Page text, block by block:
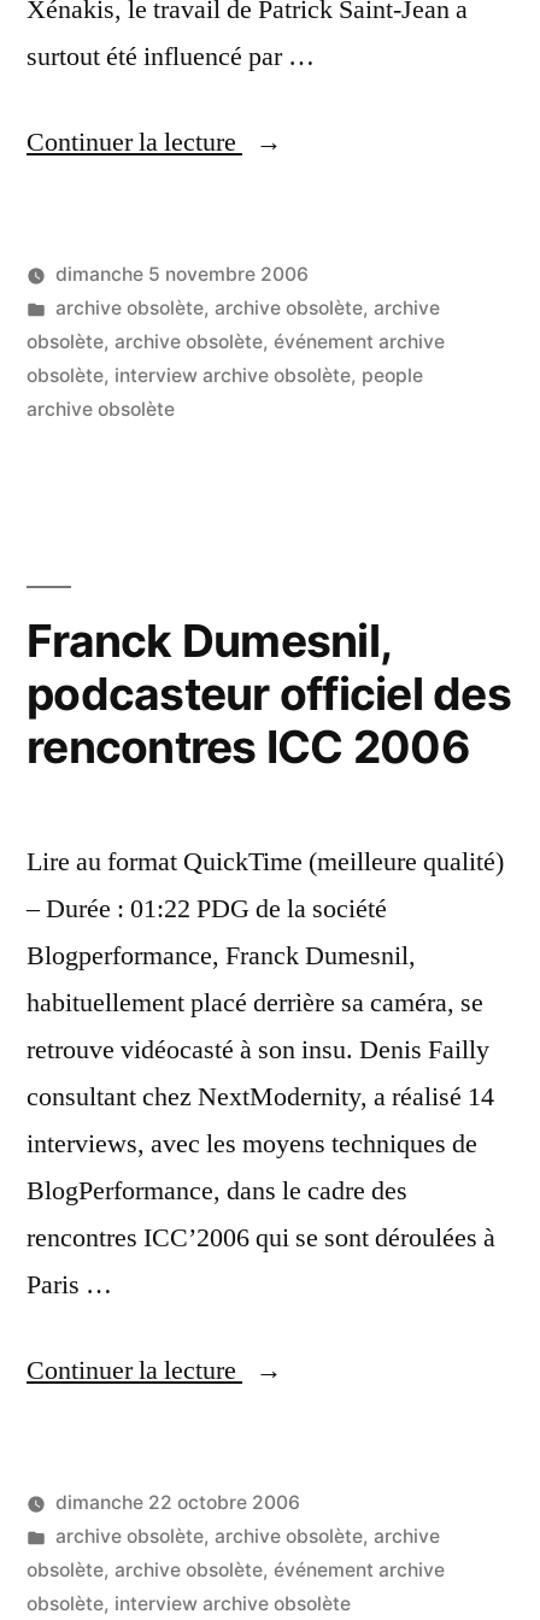
Xénakis, le travail de Patrick Saint-Jean a
surtout été influencé par …
Continuer la lecture
« Patrick
:
40
ans
Publié
par
LucL
dimanche 5 novembre 2006
Publié
dans
archive obsolète, archive obsolète, archive
obsolète, archive obsolète, événement archive
obsolète, interview archive obsolète, people
archive obsolète
Franck Dumesnil,
podcasteur officiel des
rencontres ICC 2006
Lire au format QuickTime (meilleure qualité)
– Durée : 01:22 PDG de la société
Blogperformance, Franck Dumesnil,
habituellement placé derrière sa caméra, se
retrouve vidéocasté à son insu. Denis Failly
consultant chez NextModernity, a réalisé 14
interviews, avec les moyens techniques de
BlogPerformance, dans le cadre des
rencontres ICC’2006 qui se sont déroulées à
Paris …
Continuer la lecture
« Franck
officiel
des
rencontres
Publié
par
LucL
dimanche 22 octobre 2006
Publié
dans
archive obsolète, archive obsolète, archive
obsolète, archive obsolète, événement archive
obsolète, interview archive obsolète